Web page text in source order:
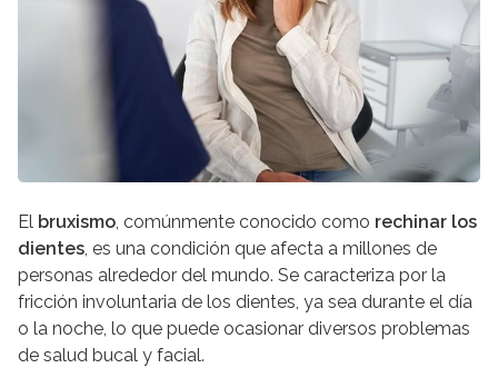
El bruxismo, comúnmente conocido como rechinar los
dientes, es una condición que afecta a millones de
personas alrededor del mundo. Se caracteriza por la
fricción involuntaria de los dientes, ya sea durante el día
o la noche, lo que puede ocasionar diversos problemas
de salud bucal y facial.